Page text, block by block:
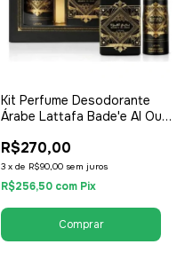
Kit Perfume Desodorante
Árabe Lattafa Bade'e Al Oud
Parfum - Unissex /
Compartilhável
R$270,00
3 x de R$90,00 sem juros
R$256,50 com Pix